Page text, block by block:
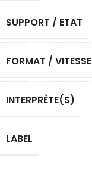
SUPPORT / ETAT
FORMAT / VITESSE
INTERPRÈTE(S)
LABEL